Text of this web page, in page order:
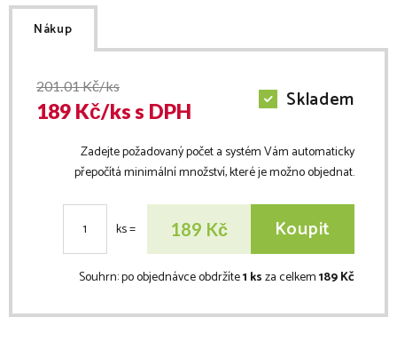
Nákup
201.01Kč/ks
189 Kč/kss DPH Skladem
Zadejte požadovaný počet a systém Vám automaticky
přepočítá minimální množství, které je možno objednat.
ks= 189 Kč Koupit
Souhrn:po objednávce obdržíte1 ksza celkem189 Kč